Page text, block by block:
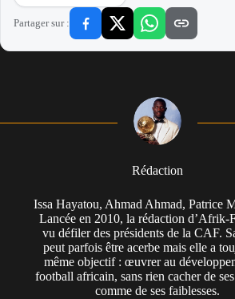
Partager sur :
Rédaction
Issa Hayatou, Ahmad Ahmad, Patrice
Lancée en 2010, la rédaction d’Afrik-
vu défiler des présidents de la CAF.
peut parfois être acerbe mais elle a
même objectif : œuvrer au
football africain, sans rien cacher de
comme de ses faiblesses.